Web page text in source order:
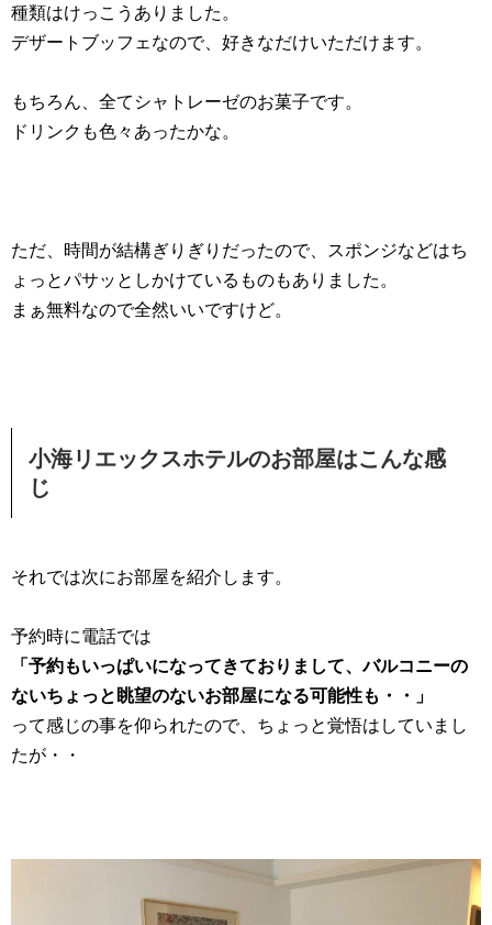
種類はけっこうありました。
デザートブッフェなので、好きなだけいただけます。
もちろん、全てシャトレーゼのお菓子です。
ドリンクも色々あったかな。
ただ、時間が結構ぎりぎりだったので、スポンジなどはち
ょっとパサッとしかけているものもありました。
まぁ無料なので全然いいですけど。
小海リエックスホテルのお部屋はこんな感
じ
それでは次にお部屋を紹介します。
予約時に電話では
「予約もいっぱいになってきておりまして、バルコニーの
ないちょっと眺望のないお部屋になる可能性も・・」
って感じの事を仰られたので、ちょっと覚悟はしていまし
たが・・